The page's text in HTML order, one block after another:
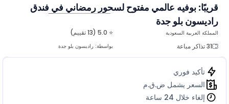
قريبًا: بوفيه عالمي مفتوح لسحور رمضاني في فندق
راديسون بلو جدة
⭐ 5.0 (13 تقييم)
31 تذاكر مباعة
بواسطة: راديسون بلو جدة
المملكة العربية السعودية
تأكيد فوري
السعر يشمل ض.ق.م
إلغاء خلال 24 ساعة